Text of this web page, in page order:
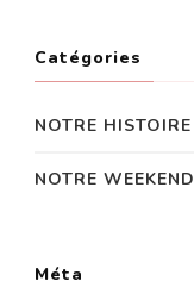
Catégories
NOTRE HISTOIRE
NOTRE WEEKEND
Méta